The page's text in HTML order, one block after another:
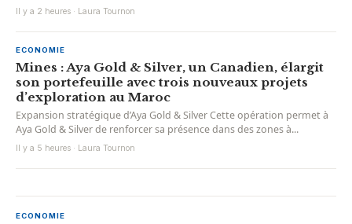
Il y a 2 heures · Laura Tournon
ECONOMIE
Mines : Aya Gold & Silver, un Canadien, élargit
son portefeuille avec trois nouveaux projets
d’exploration au Maroc
Expansion stratégique d’Aya Gold & Silver Cette opération permet à
Aya Gold & Silver de renforcer sa présence dans des zones à...
Il y a 5 heures · Laura Tournon
ECONOMIE